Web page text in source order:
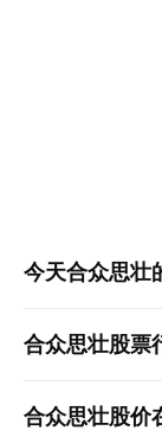
今天合众思壮
合众思壮股票
合众思壮股价